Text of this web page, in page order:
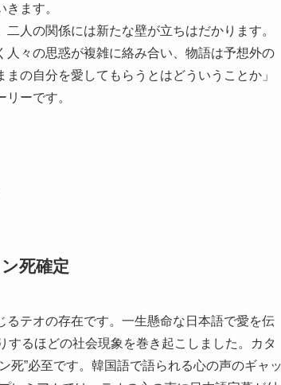
ます。
人の関係には新たな壁が立ちはだかります。
々の思惑が複雑に絡み合い、物語は予想外の
の自分を愛してもらうとはどういうことか」
ーです。
死確定
テオの存在です。一生懸命な日本語で愛を伝
るほどの社会現象を巻き起こしました。カタ
死”必至です。韓国語で語られる心の声のギャ